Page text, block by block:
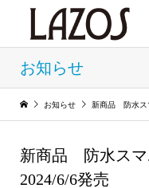
お知らせ
お知らせ 新商品 防水ス
新商品 防水ス
2024/6/6発売